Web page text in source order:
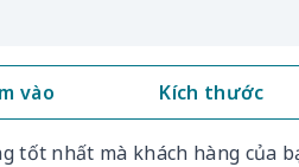
vào Kích thước
tốt nhất mà khách hàng của